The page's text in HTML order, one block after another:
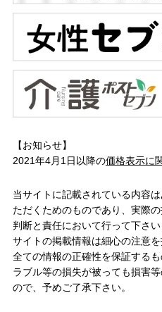
【お知らせ】
2021年4月1日以降の価格表示に
当サイトに記載されている内容
ただくためのものであり、実際
判断と責任において行って下さ
サイトの掲載情報は細心の注意
全ての情報の正確性を保証する
ラブル等の損失が被っても損害
ので、予めご了承下さい。